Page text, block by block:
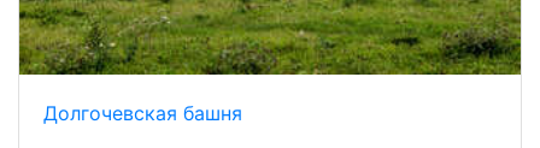
Долгочевская башня